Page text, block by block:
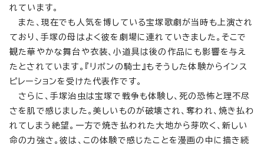
れています。
また、現在でも人気を博している宝塚歌劇が当時も上演され
ており、手塚の母はよく彼を劇場に連れていきました。そこで
観た華やかな舞台や衣装、小道具は後の作品にも影響を与え
たとされています。『リボンの騎士』もそうした体験からインス
ピレーションを受けた代表作です。
さらに、手塚治虫は宝塚で戦争も体験し、死の恐怖と理不尽
さを肌で感じました。美しいものが破壊され、奪われ、焼き払わ
れてしまう絶望。一方で焼き払われた大地から芽吹く、新しい
命の力強さ。彼は、この体験で感じたことを漫画の中に描き続